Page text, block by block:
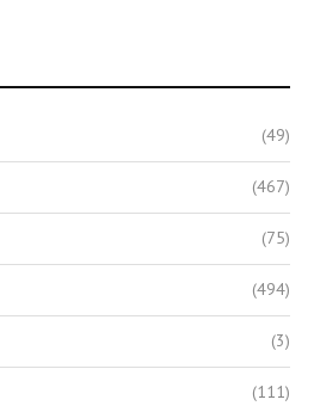
(49)
(467)
(75)
(494)
(3)
(111)